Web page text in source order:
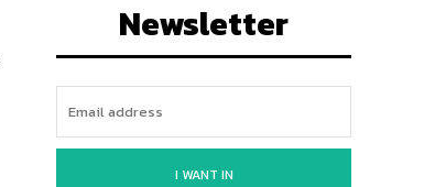
Newsletter
I WANT IN